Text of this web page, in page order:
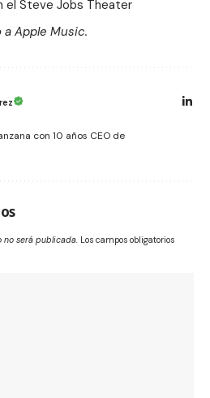
el Steve Jobs Theater
Apple Music.
con 10 años CEO de
será publicada. Los campos obligatorios